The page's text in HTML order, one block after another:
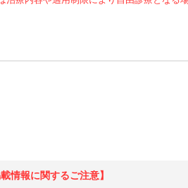
載情報に関するご注意】